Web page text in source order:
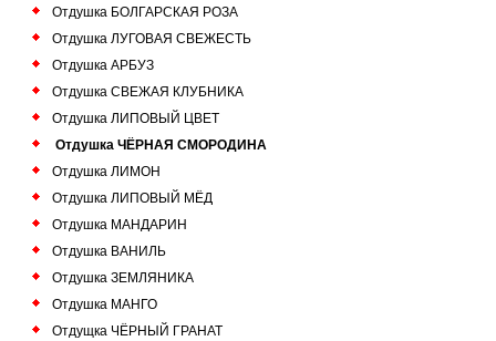
Отдушка БОЛГАРСКАЯ РОЗА
Отдушка ЛУГОВАЯ СВЕЖЕСТЬ
Отдушка АРБУЗ
Отдушка СВЕЖАЯ КЛУБНИКА
Отдушка ЛИПОВЫЙ ЦВЕТ
Отдушка ЧЁРНАЯ СМОРОДИНА
Отдушка ЛИМОН
Отдушка ЛИПОВЫЙ МЁД
Отдушка МАНДАРИН
Отдушка ВАНИЛЬ
Отдушка ЗЕМЛЯНИКА
Отдушка МАНГО
Отдущка ЧЁРНЫЙ ГРАНАТ